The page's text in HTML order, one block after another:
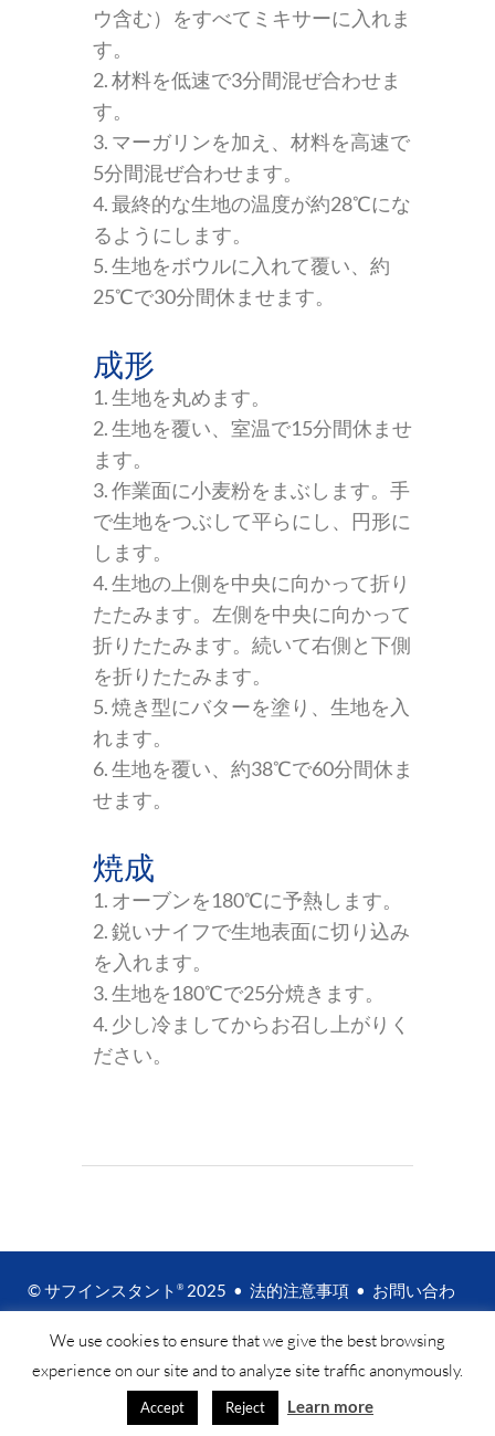
ウ含む）をすべてミキサーに入れま
す。
2. 材料を低速で3分間混ぜ合わせま
す。
3. マーガリンを加え、材料を高速で
5分間混ぜ合わせます。
4. 最終的な生地の温度が約28℃にな
るようにします。
5. 生地をボウルに入れて覆い、約
25℃で30分間休ませます。
成形
1. 生地を丸めます。
2. 生地を覆い、室温で15分間休ませ
ます。
3. 作業面に小麦粉をまぶします。手
で生地をつぶして平らにし、円形に
します。
4. 生地の上側を中央に向かって折り
たたみます。左側を中央に向かって
折りたたみます。続いて右側と下側
を折りたたみます。
5. 焼き型にバターを塗り、生地を入
れます。
6. 生地を覆い、約38℃で60分間休ま
せます。
焼成
1. オーブンを180℃に予熱します。
2. 鋭いナイフで生地表面に切り込み
を入れます。
3. 生地を180℃で25分焼きます。
4. 少し冷ましてからお召し上がりく
ださい。
© サフインスタント ® 2025 • 法的注意事項 • お問い合わ
We use cookies to ensure that we give the best browsing
experience on our site and to analyze site traffic anonymously.
Accept Reject Learn more